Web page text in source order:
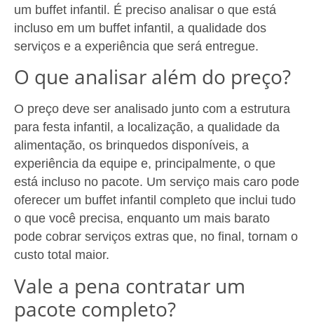
um buffet infantil. É preciso analisar o que está
incluso em um buffet infantil, a qualidade dos
serviços e a experiência que será entregue.
O que analisar além do preço?
O preço deve ser analisado junto com a estrutura
para festa infantil, a localização, a qualidade da
alimentação, os brinquedos disponíveis, a
experiência da equipe e, principalmente, o que
está incluso no pacote. Um serviço mais caro pode
oferecer um buffet infantil completo que inclui tudo
o que você precisa, enquanto um mais barato
pode cobrar serviços extras que, no final, tornam o
custo total maior.
Vale a pena contratar um
pacote completo?